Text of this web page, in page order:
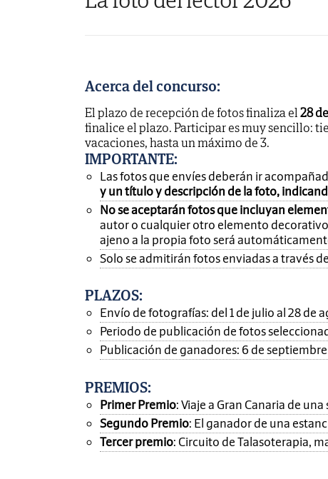
Acerca del concurso:
El plazo de recepción de fotos finaliza el28
finalice el plazo. Participar es muy sencillo:
vacaciones, hasta un máximo de 3.
IMPORTANTE:
Las fotos que envíes deberán ir
y un título y descripción de la foto,
No se aceptarán fotos que incluyan
autor o cualquier otro elemento
ajeno a la propia foto será
Solo se admitirán fotos enviadas a través
PLAZOS:
Envío de fotografías: del 1 de julio al 28 de
Periodo de publicación de fotos
Publicación de ganadores: 6 de septiembre
PREMIOS:
Primer Premio: Viaje a Gran Canaria de
Segundo Premio: El ganador de una
Tercer premio: Circuito de Talasoterapia,